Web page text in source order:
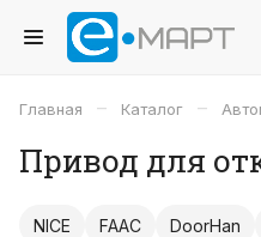
Главная – Каталог –
Привод для
NICE FAAC DoorHan